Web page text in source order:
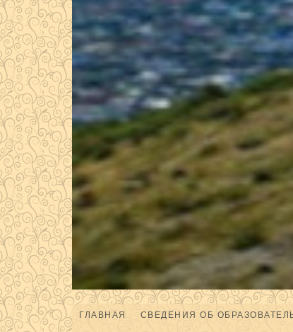
ГЛАВНАЯ СВЕДЕНИЯ ОБ